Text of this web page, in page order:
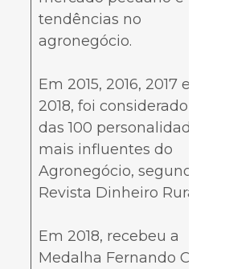
tendências no
agronegócio.
Em 2015, 2016, 2017 e
2018, foi considerado uma
das 100 personalidades
mais influentes do
Agronegócio, segundo a
Revista Dinheiro Rural.
Em 2018, recebeu a
Medalha Fernando Costa